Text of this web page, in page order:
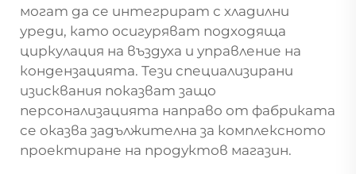
могат да се интегрират с хладилни
уреди, като осигуряват подходяща
циркулация на въздуха и управление на
кондензацията. Тези специализирани
изисквания показват защо
персонализацията направо от фабриката
се оказва задължителна за комплексното
проектиране на продуктов магазин.